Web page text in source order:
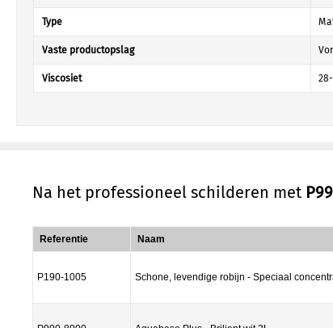
Type
Vaste productopslag
Viscosiet
Na het professioneel schilderen met
Referentie Naam
P190-1005 Schone, levendige robijn - Speciaal